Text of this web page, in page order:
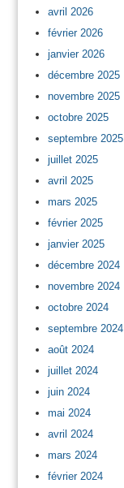
avril 2026
février 2026
janvier 2026
décembre 2025
novembre 2025
octobre 2025
septembre 2025
juillet 2025
avril 2025
mars 2025
février 2025
janvier 2025
décembre 2024
novembre 2024
octobre 2024
septembre 2024
août 2024
juillet 2024
juin 2024
mai 2024
avril 2024
mars 2024
février 2024